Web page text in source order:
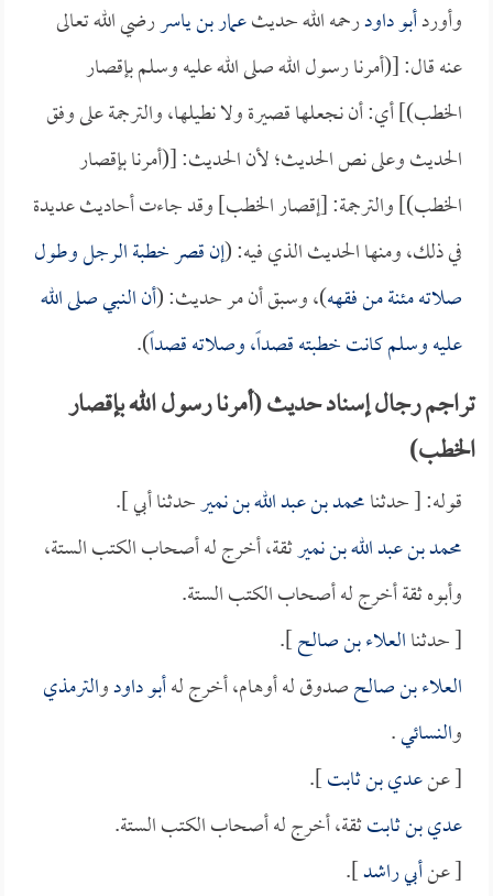
وأوردأبو داودرحمه الله حديثعمار بن ياسررضي الله تعالى
عنه قال: [(أمرنا رسول الله صلى الله عليه وسلم بإقصار
الخطب)] أي: أن نجعلها قصيرة ولا نطيلها، والترجمة على وفق
الحديث وعلى نص الحديث؛ لأن الحديث: [(أمرنا بإقصار
الخطب)] والترجمة: [إقصار الخطب] وقد جاءت أحاديث عديدة
في ذلك، ومنها الحديث الذي فيه: (إن قصر خطبة الرجل وطول
صلاته مئنة من فقهه)، وسبق أن مر حديث: (أن النبي صلى الله
عليه وسلم كانت خطبته قصداً، وصلاته قصداً).
تراجم رجال إسناد حديث (أمرنا رسول الله بإقصار
الخطب)
قوله: [ حدثنامحمد بن عبد الله بن نميرحدثنا أبي ].
محمد بن عبد الله بن نميرثقة، أخرج له أصحاب الكتب الستة،
وأبوه ثقة أخرج له أصحاب الكتب الستة.
[ حدثناالعلاء بن صالح].
العلاء بن صالحصدوق له أوهام، أخرج لهأبو داودوالترمذي
والنسائي.
[ عنعدي بن ثابت].
عدي بن ثابتثقة، أخرج له أصحاب الكتب الستة.
[ عنأبي راشد].